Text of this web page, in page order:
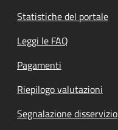
Statistiche del portale
Leggi le FAQ
Pagamenti
Riepilogo valutazioni
Segnalazione disservizio